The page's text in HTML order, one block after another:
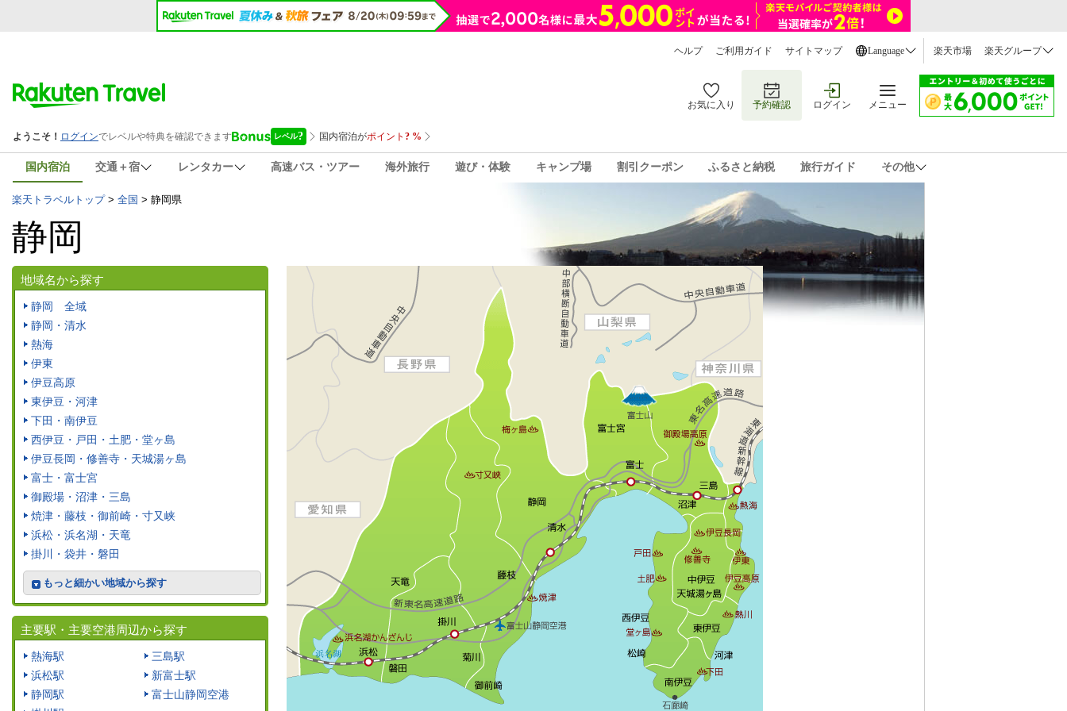
ヘルプ ご利用ガイド サイトマップ Language 楽天市場 楽天グループ
お気に入り 予約確認 ログイン メニュー
国内宿泊 交通＋宿 レンタカー 高速バス・ツアー 海外旅行 遊び・体験 キャンプ場 割引クーポン ふるさと納税 旅行ガイド その他
楽天トラベルトップ> 全国 > 静岡県
静岡
地域名から探す
静岡 全域
静岡・清水
熱海
伊東
伊豆高原
東伊豆・河津
下田・南伊豆
西伊豆・戸田・土肥・堂ヶ島
伊豆長岡・修善寺・天城湯ヶ島
富士・富士宮
御殿場・沼津・三島
焼津・藤枝・御前崎・寸又峡
浜松・浜名湖・天竜
掛川・袋井・磐田
もっと細かい地域から探す
主要駅・主要空港周辺から探す
熱海駅
浜松駅
静岡駅
三島駅
新富士駅
富士山静岡空港